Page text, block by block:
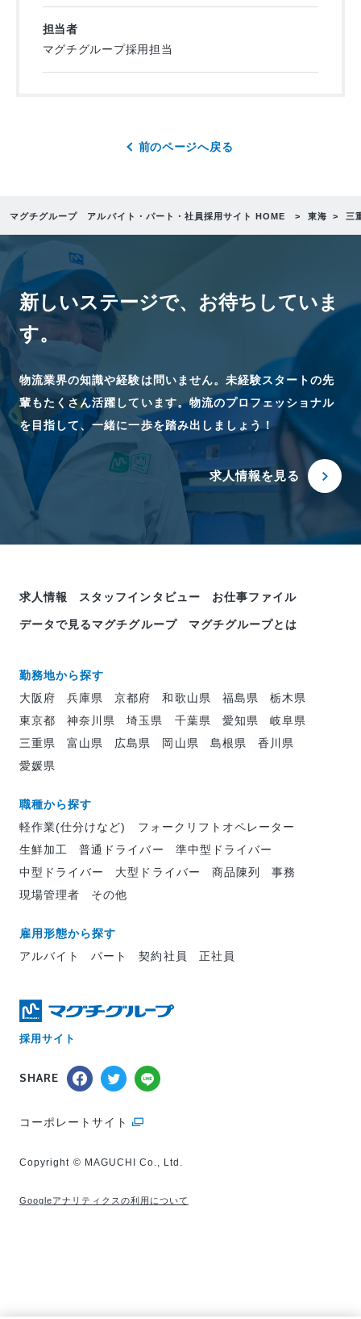
担当者
マグチグループ採用担当
前のページへ戻る
マグチグループ アルバイト・パート・社員採用サイト HOME 東海 三
新しいステージで、 お待ちしていま
す。
物流業界の知識や経験は問いません。未経験スタートの先
輩もたくさん活躍しています。物流のプロフェッショナル
を目指して、一緒に一歩を踏み出しましょう！
求人情報を見る
求人情報 スタッフインタビュー お仕事ファイル
データで見るマグチグループ マグチグループとは
勤務地から探す
大阪府
兵庫県 京都府 和歌山県 福島県
栃木県
東京都
神奈川県 埼玉県 千葉県 愛知県
岐阜県
三重県
富山県 広島県 岡山県 島根県
香川県
愛媛県
職種から探す
軽作業(仕分けなど)
フォークリフトオペレーター
生鮮加工
普通ドライバー
準中型ドライバー
中型ドライバー
大型ドライバー 商品陳列
事務
現場管理者
その他
雇用形態から探す
アルバイト
パート 契約社員 正社員
採用サイト
SHARE
コーポレートサイト
Copyright © MAGUCHI Co., Ltd.
Googleアナリティクスの利用について